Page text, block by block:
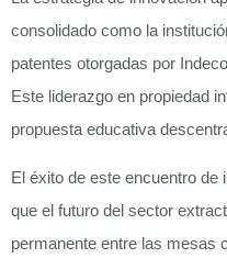
consolidado como la
patentes otorgadas por
Este liderazgo en propiedad
propuesta educativa
El éxito de este encuentro de
que el futuro del sector
permanente entre las mesas